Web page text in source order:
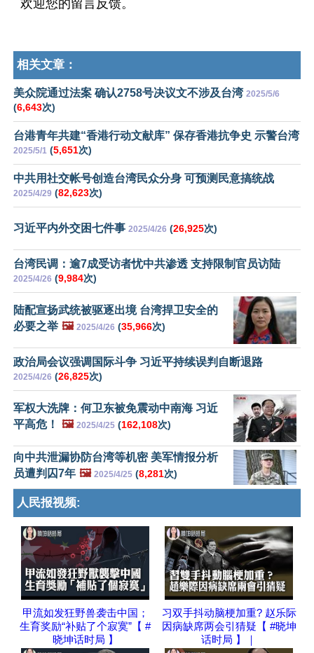
欢迎您的留言反馈。
相关文章：
美众院通过法案 确认2758号决议文不涉及台湾 2025/5/6
(6,643次)
台港青年共建“香港行动文献库” 保存香港抗争史 示警台湾
2025/5/1 (5,651次)
中共用社交帐号创造台湾民众分身 可预测民意搞统战
2025/4/29 (82,623次)
习近平内外交困七件事 2025/4/26 (26,925次)
台湾民调：逾7成受访者忧中共渗透 支持限制官员访陆
2025/4/26 (9,984次)
陆配宣扬武统被驱逐出境 台湾捍卫安全的
必要之举 🖼️ 2025/4/26 (35,966次)
政治局会议强调国际斗争 习近平持续误判自断退路
2025/4/26 (26,825次)
军权大洗牌：何卫东被免震动中南海 习近
平高危！
🖼️ 2025/4/25 (162,108次)
向中共泄漏协防台湾等机密 美军情报分析
员遭判囚7年 🖼️ 2025/4/25 (8,281次)
人民报视频:
甲流如发狂野兽袭击中国；
生育奖励“补贴了个寂寞”【 #
晓坤话时局 】
习双手抖动脑梗加重? 赵乐际
因病缺席两会引猜疑【 #晓坤
话时局 】｜